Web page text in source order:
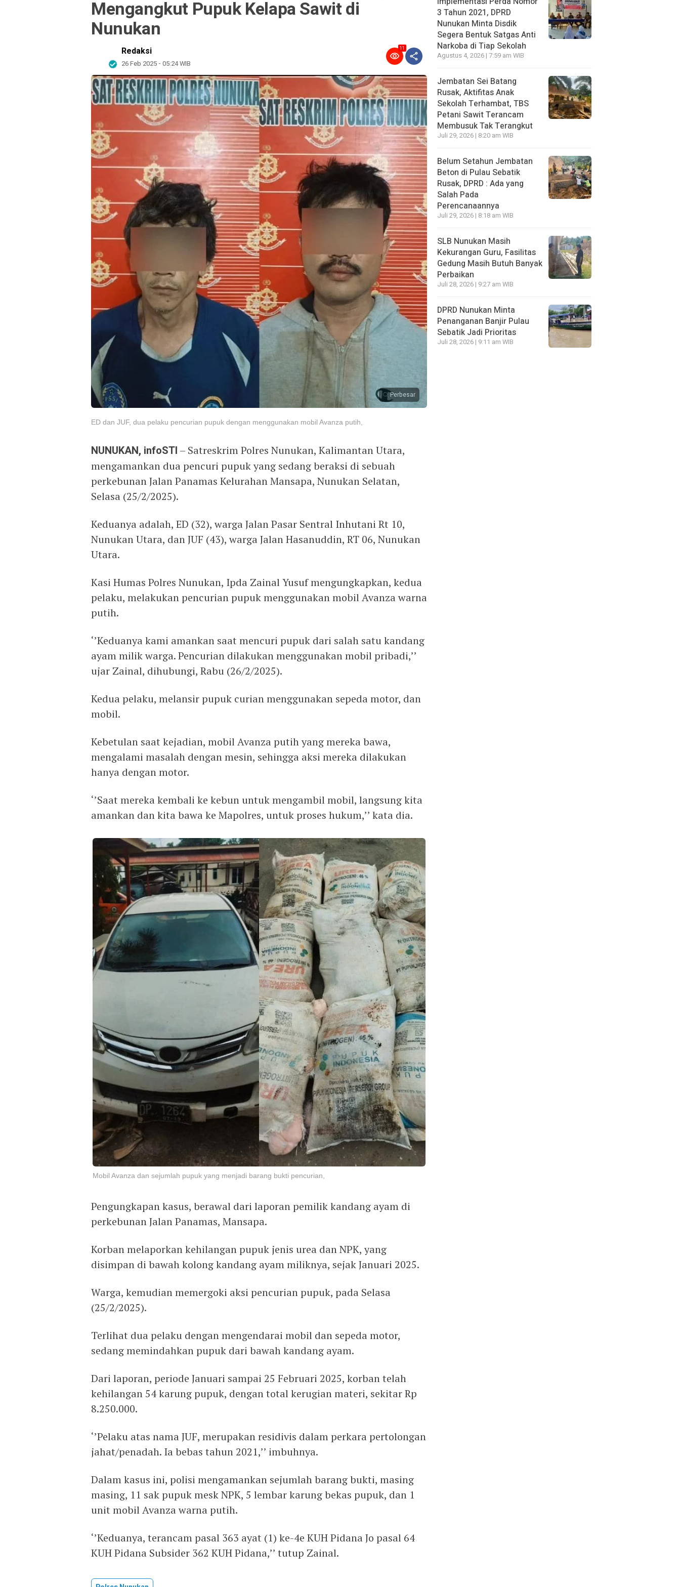
Mengangkut Pupuk Kelapa Sawit di
Nunukan
Redaksi
26 Feb 2025 - 05:24 WIB
11
Perbesar
ED dan JUF, dua pelaku pencurian pupuk dengan menggunakan mobil Avanza putih,
NUNUKAN, infoSTI – Satreskrim Polres Nunukan, Kalimantan Utara,
mengamankan dua pencuri pupuk yang sedang beraksi di sebuah
perkebunan Jalan Panamas Kelurahan Mansapa, Nunukan Selatan,
Selasa (25/2/2025).
Keduanya adalah, ED (32), warga Jalan Pasar Sentral Inhutani Rt 10,
Nunukan Utara, dan JUF (43), warga Jalan Hasanuddin, RT 06, Nunukan
Utara.
Kasi Humas Polres Nunukan, Ipda Zainal Yusuf mengungkapkan, kedua
pelaku, melakukan pencurian pupuk menggunakan mobil Avanza warna
putih.
‘’Keduanya kami amankan saat mencuri pupuk dari salah satu kandang
ayam milik warga. Pencurian dilakukan menggunakan mobil pribadi,’’
ujar Zainal, dihubungi, Rabu (26/2/2025).
Kedua pelaku, melansir pupuk curian menggunakan sepeda motor, dan
mobil.
Kebetulan saat kejadian, mobil Avanza putih yang mereka bawa,
mengalami masalah dengan mesin, sehingga aksi mereka dilakukan
hanya dengan motor.
‘’Saat mereka kembali ke kebun untuk mengambil mobil, langsung kita
amankan dan kita bawa ke Mapolres, untuk proses hukum,’’ kata dia.
Mobil Avanza dan sejumlah pupuk yang menjadi barang bukti pencurian,
Pengungkapan kasus, berawal dari laporan pemilik kandang ayam di
perkebunan Jalan Panamas, Mansapa.
Korban melaporkan kehilangan pupuk jenis urea dan NPK, yang
disimpan di bawah kolong kandang ayam miliknya, sejak Januari 2025.
Warga, kemudian memergoki aksi pencurian pupuk, pada Selasa
(25/2/2025).
Terlihat dua pelaku dengan mengendarai mobil dan sepeda motor,
sedang memindahkan pupuk dari bawah kandang ayam.
Dari laporan, periode Januari sampai 25 Februari 2025, korban telah
kehilangan 54 karung pupuk, dengan total kerugian materi, sekitar Rp
8.250.000.
‘’Pelaku atas nama JUF, merupakan residivis dalam perkara pertolongan
jahat/penadah. Ia bebas tahun 2021,’’ imbuhnya.
Dalam kasus ini, polisi mengamankan sejumlah barang bukti, masing
masing, 11 sak pupuk mesk NPK, 5 lembar karung bekas pupuk, dan 1
unit mobil Avanza warna putih.
‘’Keduanya, terancam pasal 363 ayat (1) ke-4e KUH Pidana Jo pasal 64
KUH Pidana Subsider 362 KUH Pidana,’’ tutup Zainal.
3 Tahun 2021, DPRD
Nunukan Minta Disdik
Segera Bentuk Satgas Anti
Narkoba di Tiap Sekolah
Agustus 4, 2026 | 7:59 am WIB
Jembatan Sei Batang
Rusak, Aktifitas Anak
Sekolah Terhambat, TBS
Petani Sawit Terancam
Membusuk Tak Terangkut
Juli 29, 2026 | 8:20 am WIB
Belum Setahun Jembatan
Beton di Pulau Sebatik
Rusak, DPRD : Ada yang
Salah Pada
Perencanaannya
Juli 29, 2026 | 8:18 am WIB
SLB Nunukan Masih
Kekurangan Guru, Fasilitas
Gedung Masih Butuh Banyak
Perbaikan
Juli 28, 2026 | 9:27 am WIB
DPRD Nunukan Minta
Penanganan Banjir Pulau
Sebatik Jadi Prioritas
Juli 28, 2026 | 9:11 am WIB